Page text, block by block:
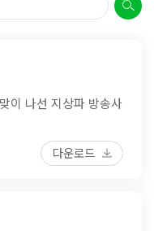
이 나선 지상파 방송사
다운로드